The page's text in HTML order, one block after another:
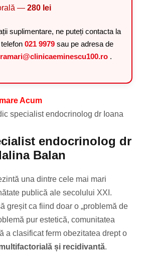
— 280 lei
suplimentare, ne puteți contacta la
021 9979 sau pe adresa de
.
Acum
endocrinolog dr
Balan
una dintre cele mai mari
publică ale secolului XXI.
greșit ca fiind doar o „problemă de
pur estetică, comunitatea
a clasificat ferm obezitatea drept o
și recidivantă.